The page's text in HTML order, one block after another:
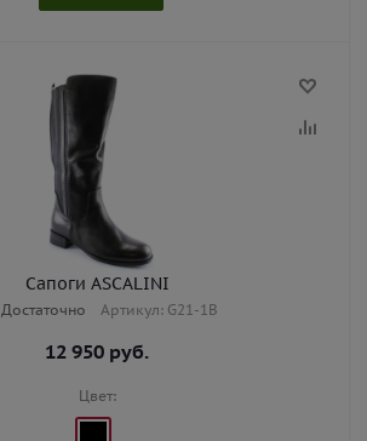
Сапоги ASCALINI
Достаточно Артикул: G21-1B
12 950 руб.
Цвет: